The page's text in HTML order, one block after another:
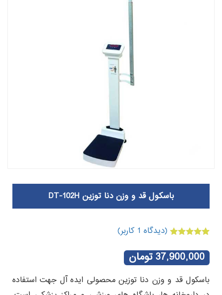
باسکول قد و وزن دنا توزین DT-102H
5.00از 5 در
امتیازدهی
مشتری
(دیدگاه 1 کاربر)
37,900,000تومان
باسکول قد و وزن دنا توزین محصولی ایده آل جهت استفاده